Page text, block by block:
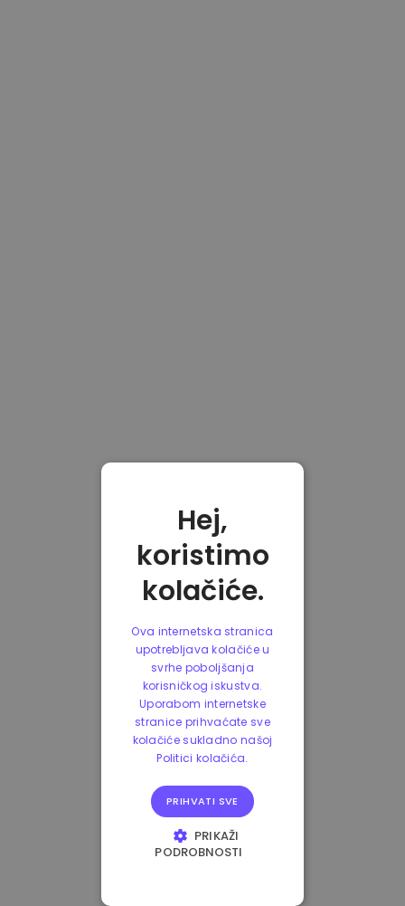
Hej,
koristimo
kolačiće.
Ova internetska stranica
upotrebljava kolačiće u
svrhe poboljšanja
korisničkog iskustva.
Uporabom internetske
stranice prihvaćate sve
kolačiće sukladno našoj
Politici kolačića.
PRIHVATI SVE
PRIKAŽI
PODROBNOSTI